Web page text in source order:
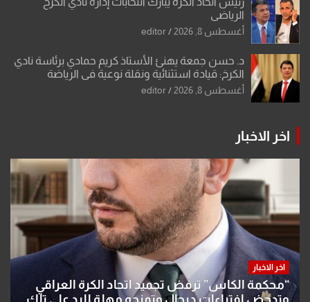
الرياضي
أغسطس 8, 2026 editor
د. حسن جمعة يهنئ الأستاذ كريم حمادي برئاسة نادي
الكرخ: قيادة استثنائية ونقلة نوعية في الرياضة
العراقية
أغسطس 8, 2026 editor
اخر الاخبار
اخر الاخبار
“محكمة الكاس” ترفض تجميد اتحاد الكرة العراقي